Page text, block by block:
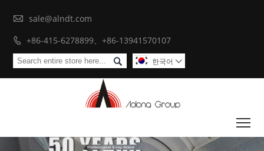
 sale@alndt.com
 +86-415-6278899、+86-13941570107
 한국어 